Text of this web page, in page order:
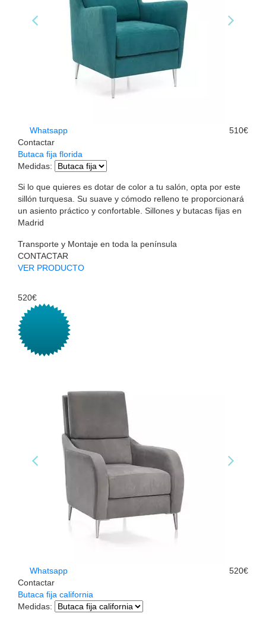
Whatsapp
Contactar
510€
Butaca fija florida
Medidas:
Si lo que quieres es dotar de color a tu salón, opta por este
sillón turquesa. Su suave y cómodo relleno te proporcionará
un asiento práctico y confortable. Sillones y butacas fijas en
Madrid
Transporte y Montaje en toda la península
CONTACTAR
VER PRODUCTO
520€
Whatsapp
Contactar
520€
Butaca fija california
Medidas: